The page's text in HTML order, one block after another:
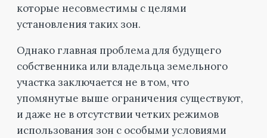
которые несовместимы с целями
установления таких зон.
Однако главная проблема для будущего
собственника или владельца земельного
участка заключается не в том, что
упомянутые выше ограничения существуют,
и даже не в отсутствии четких режимов
использования зон с особыми условиями